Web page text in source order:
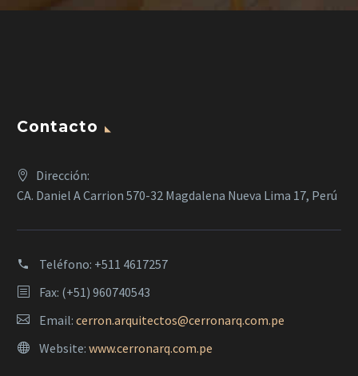
Contacto
Dirección:
CA. Daniel A Carrion 570-32 Magdalena Nueva Lima 17, Perú
Teléfono: +511 4617257
Fax: (+51) 960740543
Email: cerron.arquitectos@cerronarq.com.pe
Website: www.cerronarq.com.pe